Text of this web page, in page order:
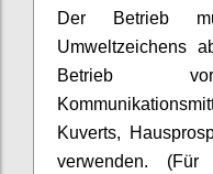
Der Betrieb
Umweltzeichens
Betrieb
Kuverts,
verwenden.